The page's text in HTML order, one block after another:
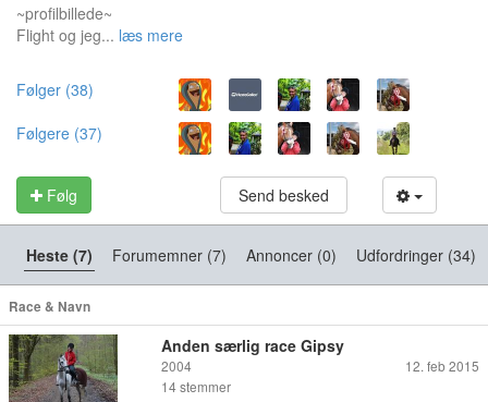
~profilbillede~
Flight og jeg... læs mere
Følger (38)
Følgere (37)
Følg Send besked
Heste (7) Forumemner (7) Annoncer (0) Udfordringer (34)
Race & Navn
Anden særlig race Gipsy
2004
12. feb 2015
14 stemmer